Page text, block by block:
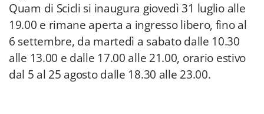
Quam di Scicli si inaugura giovedì 31 luglio alle
19.00 e rimane aperta a ingresso libero, fino al
6 settembre, da martedì a sabato dalle 10.30
alle 13.00 e dalle 17.00 alle 21.00, orario estivo
dal 5 al 25 agosto dalle 18.30 alle 23.00.